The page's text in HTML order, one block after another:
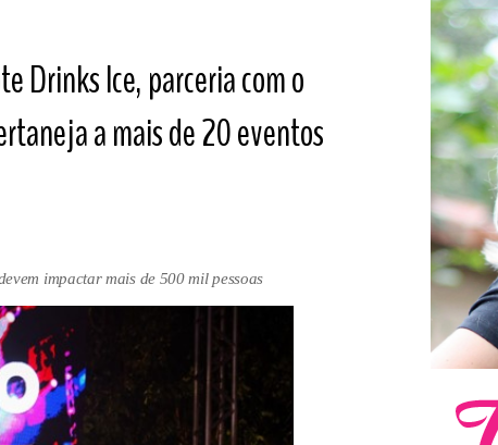
Drinks Ice, parceria com o
a mais de 20 eventos
impactar mais de 500 mil pessoas